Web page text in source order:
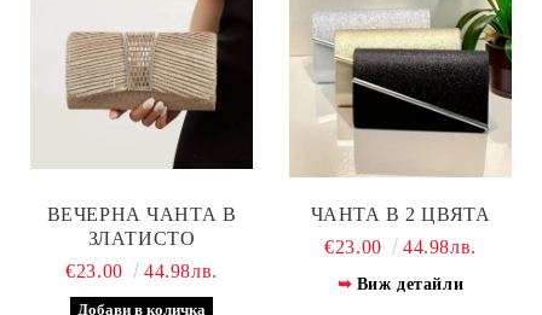
ВЕЧЕРНА ЧАНТА В
ЗЛАТИСТО
€23.00
44.98лв.
ЧАНТА В 2 ЦВЯТА
€23.00
44.98лв.
Виж детайли